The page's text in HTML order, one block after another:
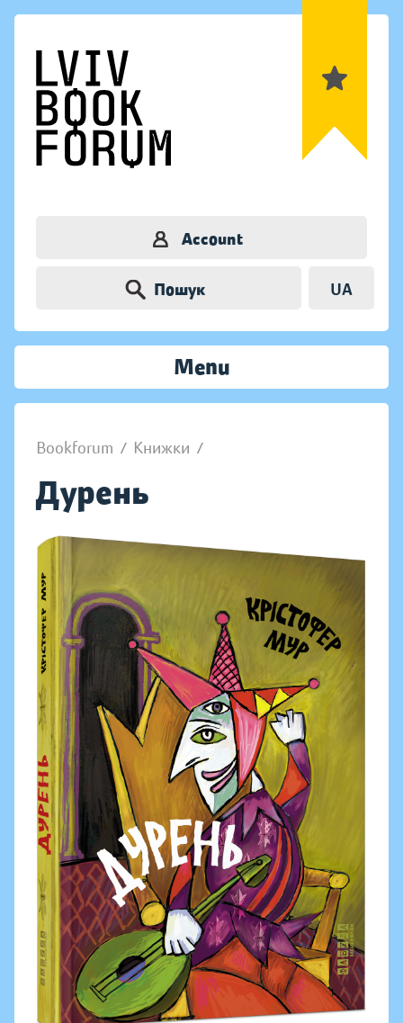
Account
Пошук UA
Menu
Bookforum / Книжки /
Дурень